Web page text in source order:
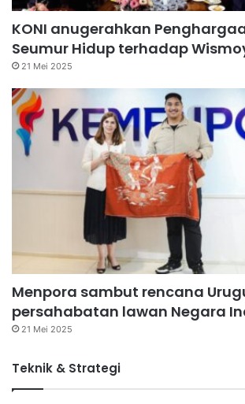
KONI anugerahkan
Seumur Hidup terhadap
21 Mei 2025
Menpora sambut rencana
persahabatan lawan Negara
21 Mei 2025
Teknik & Strategi